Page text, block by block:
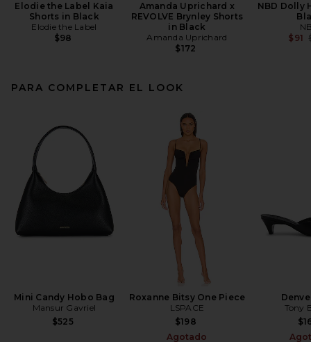
Elodie the Label Kaia
Shorts in Black
Elodie the Label
$98
Amanda Uprichard x
REVOLVE Brynley Shorts
in Black
Amanda Uprichard
$172
NBD Dolly
$91
PARA COMPLETAR EL LOOK
Mini Candy Hobo Bag
Mansur Gavriel
$525
Roxanne Bitsy One Piece
LSPACE
$198
Agotado
Tony